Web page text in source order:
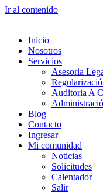
Ir al contenido
Inicio
Nosotros
Servicios
Asesoria
Auditoria A
Blog
Contacto
Ingresar
Mi comunidad
Noticias
Solicitudes
Calentador
Salir